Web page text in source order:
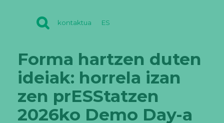
kontaktua ES
Forma hartzen duten
ideiak: horrela izan
zen prESStatzen
2026ko Demo Day-a